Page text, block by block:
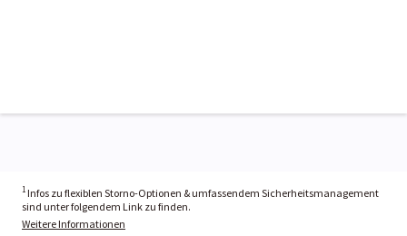
1 Infos zu flexiblen Storno-Optionen & umfassendem Sicherheitsmanagement
sind unter folgendem Link zu finden.
Weitere Informationen